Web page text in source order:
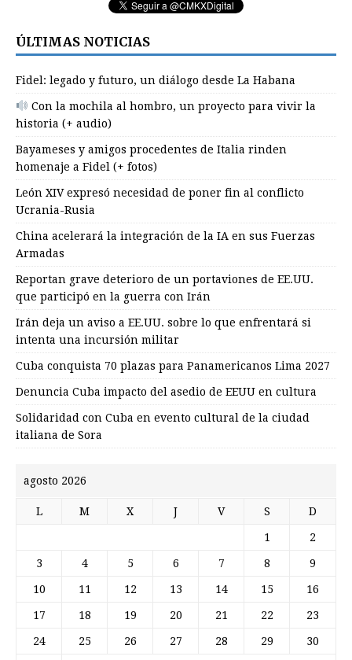
ÚLTIMAS NOTICIAS
Fidel: legado y futuro, un diálogo desde La Habana
Con la mochila al hombro, un proyecto para vivir la
historia (+ audio)
Bayameses y amigos procedentes de Italia rinden
homenaje a Fidel (+ fotos)
León XIV expresó necesidad de poner fin al conflicto
Ucrania-Rusia
China acelerará la integración de la IA en sus Fuerzas
Armadas
Reportan grave deterioro de un portaviones de EE.UU.
que participó en la guerra con Irán
Irán deja un aviso a EE.UU. sobre lo que enfrentará si
intenta una incursión militar
Cuba conquista 70 plazas para Panamericanos Lima 2027
Denuncia Cuba impacto del asedio de EEUU en cultura
Solidaridad con Cuba en evento cultural de la ciudad
italiana de Sora
agosto 2026
L M X J V S D
1 2
3 4 5 6 7 8 9
10 11 12 13 14 15 16
17 18 19 20 21 22 23
24 25 26 27 28 29 30